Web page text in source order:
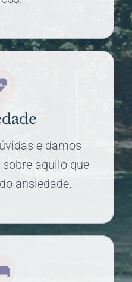
e damos
aquilo que
ansiedade.